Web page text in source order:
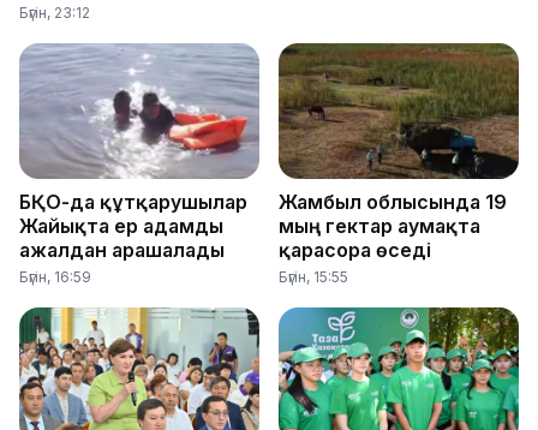
Бүгін, 23:12
БҚО-да құтқарушылар
Жайықта ер адамды
ажалдан арашалады
Бүгін, 16:59
Жамбыл облысында 19
мың гектар аумақта
қарасора өседі
Бүгін, 15:55